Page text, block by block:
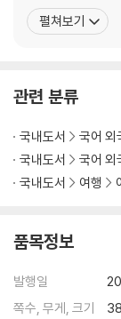
왕초보, 너도 일본어
이자카야 공략법
꼭 마시고 와야 할 술
점원에게 이 질문이
사케를 즐기기 위한
지금 당장 써먹는 사
틈새퀴즈
편의점 공략법
초간단 오뎅 주문법
틈새퀴즈
을 많이 획득했다.
0만 명이 넘는 사
펼쳐보기
관련 분류
국내도서 국어 외
국내도서
국어 외
국내도서
여행
품목정보
발행일
쪽수, 무게, 크기